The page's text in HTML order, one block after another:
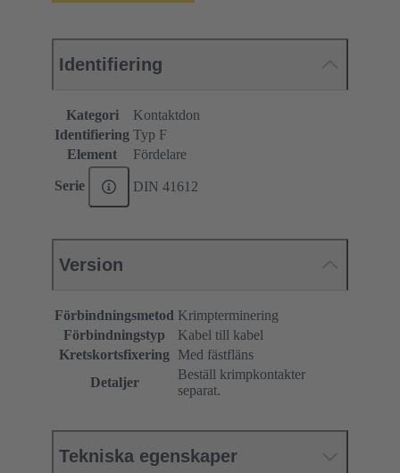
Identifiering
Kategori
Kontaktdon
Identifiering Typ F
Element
Fördelare
Serie DIN 41612
Version
Förbindningsmetod Krimpterminering
Förbindningstyp
Kabel till kabel
Kretskortsfixering Med fästfläns
Detaljer
Beställ krimpkontakter
separat.
Tekniska egenskaper